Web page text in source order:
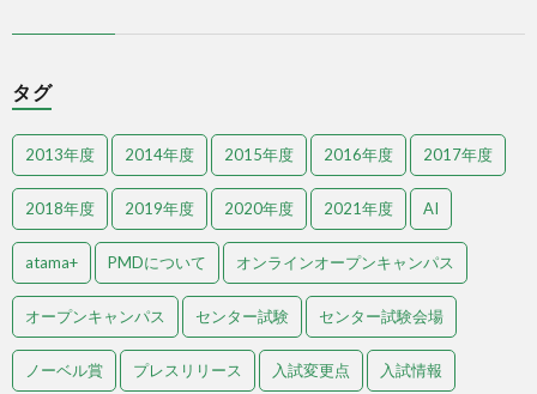
タグ
2013年度 2014年度 2015年度 2016年度 2017年度
2018年度 2019年度 2020年度 2021年度 AI
atama+ PMDについて オンラインオープンキャンパス
オープンキャンパス センター試験 センター試験会場
ノーベル賞 プレスリリース 入試変更点 入試情報